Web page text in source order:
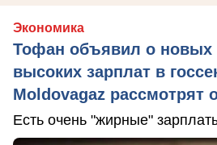
Экономика
Тофан объявил о новых
высоких зарплат в
Moldovagaz рассмотрят
Есть очень "жирные"